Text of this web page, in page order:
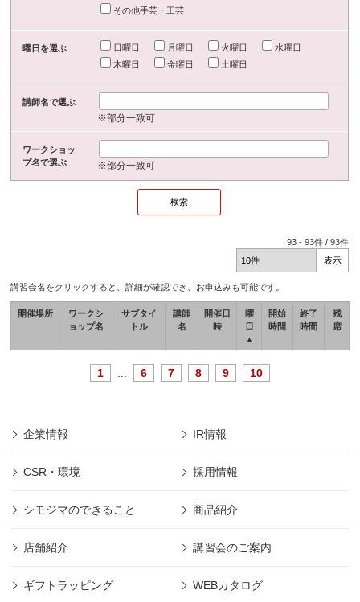
その他手芸・工芸
曜日を選ぶ 日曜日 月曜日 火曜日
水曜日
木曜日
金曜日 土曜日
講師名で選ぶ
※部分一致可
ワークショッ
プ名で選ぶ
※部分一致可
93 -93件 /93件
講習会名をクリックすると、詳細が確認でき、お申込みも可能です。
開催場所
ワークシ
ョップ名
サブタイ
トル
講師
名
開催日
時
曜
日
▲
開始
時間
終了
時間
残
席
1 6 7 8 9 10
企業情報 IR情報
CSR・環境 採用情報
シモジマのできること 商品紹介
店舗紹介 講習会のご案内
ギフトラッピング WEBカタログ